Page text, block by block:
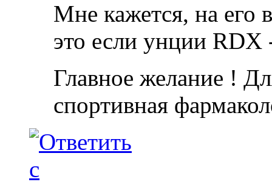
Мне кажется, на его
это если унции RDX
Главное желание !
спортивная